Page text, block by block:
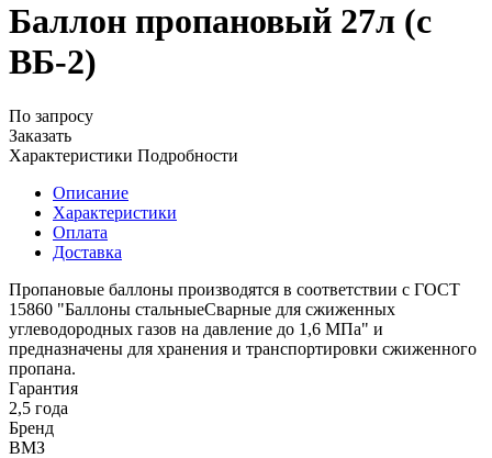
Баллон пропановый 27л (с
ВБ-2)
По запросу
Заказать
Характеристики Подробности
Описание
Характеристики
Оплата
Доставка
Пропановые баллоны производятся в соответствии с ГОСТ
15860 "Баллоны стальныеСварные для сжиженных
углеводородных газов на давление до 1,6 МПа" и
предназначены для хранения и транспортировки сжиженного
пропана.
Гарантия
2,5 года
Бренд
ВМЗ